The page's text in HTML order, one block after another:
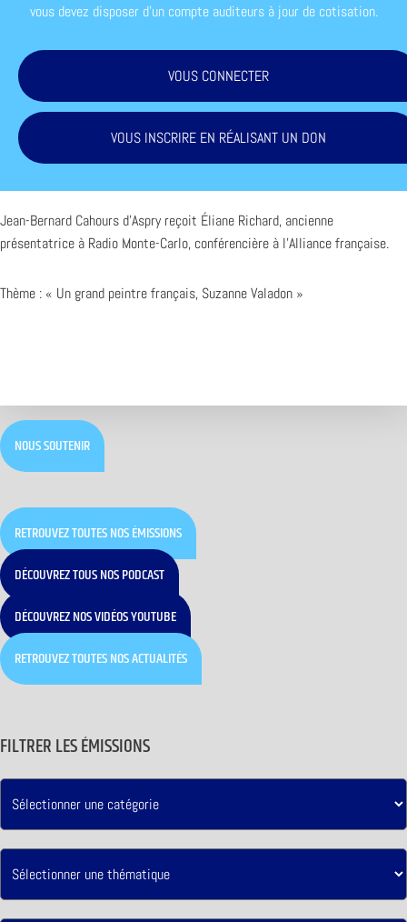
vous devez disposer d'un compte auditeurs à jour de cotisation.
VOUS CONNECTER
VOUS INSCRIRE EN RÉALISANT UN DON
Jean-Bernard Cahours d’Aspry reçoit Éliane Richard, ancienne
présentatrice à Radio Monte-Carlo, conférencière à l’Alliance française.
Thème : « Un grand peintre français, Suzanne Valadon »
NOUS SOUTENIR
RETROUVEZ TOUTES NOS ÉMISSIONS
DÉCOUVREZ TOUS NOS PODCAST
DÉCOUVREZ NOS VIDÉOS YOUTUBE
RETROUVEZ TOUTES NOS ACTUALITÉS
FILTRER LES ÉMISSIONS